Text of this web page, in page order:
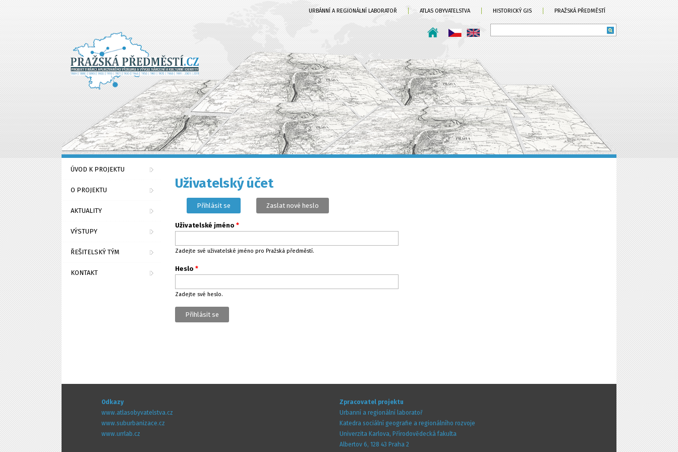
URBÁNNÍ A REGIONÁLNÍ LABORATOŘ ATLAS OBYVATELSTVA HISTORICKÝ GIS PRAŽSKÁ PŘEDMĚSTÍ
ÚVOD K PROJEKTU
O PROJEKTU
AKTUALITY
VÝSTUPY
ŘEŠITELSKÝ TÝM
KONTAKT
Uživatelský účet
Přihlásit se (aktivní záložka)Zaslat nové heslo
Uživatelské jméno*
Zadejte své uživatelské jméno pro Pražská předměstí.
Heslo*
Zadejte své heslo.
Odkazy
www.atlasobyvatelstva.cz
www.suburbanizace.cz
www.urrlab.cz
Zpracovatel projektu
Urbanní a regionální laboratoř
Katedra sociální geografie a regionálního rozvoje
Univerzita Karlova, Přírodovědecká fakulta
Albertov 6, 128 43 Praha 2